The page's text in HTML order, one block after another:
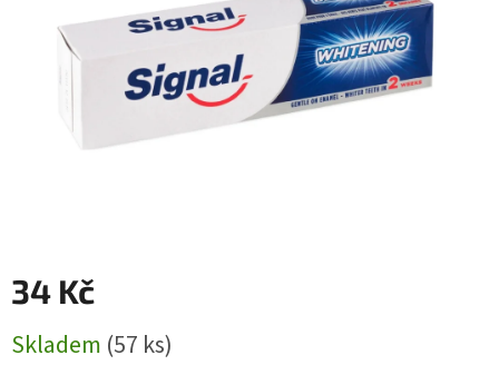
34 Kč
cena:
Skladem (57 ks)